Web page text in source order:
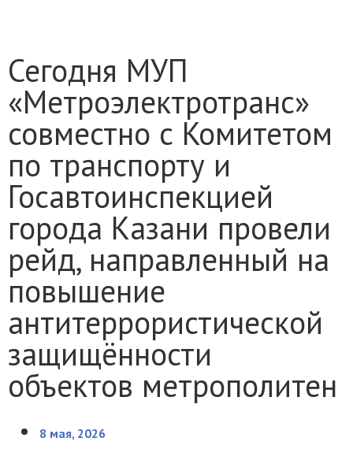
Сегодня МУП
«Метроэлектротранс»
совместно с Комитетом
по транспорту и
Госавтоинспекцией
города Казани провели
рейд, направленный на
повышение
антитеррористической
защищённости
объектов метрополитен
8 мая, 2026